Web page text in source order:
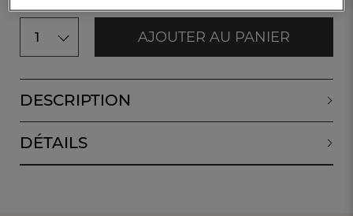
1 AJOUTER AU PANIER
DESCRIPTION
DÉTAILS